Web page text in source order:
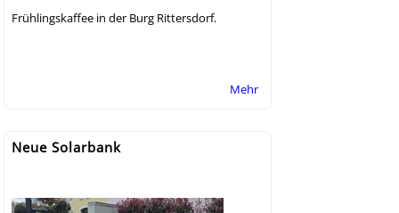
Frühlingskaffee in der Burg Rittersdorf.
Mehr
Neue Solarbank